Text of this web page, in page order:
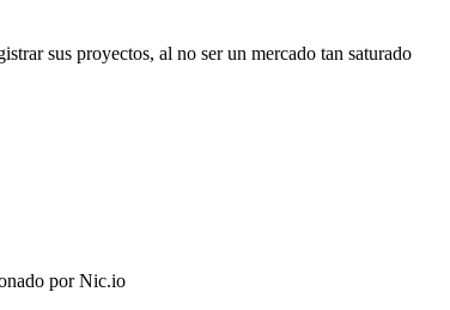
sus proyectos, al no ser un mercado tan saturado
por Nic.io